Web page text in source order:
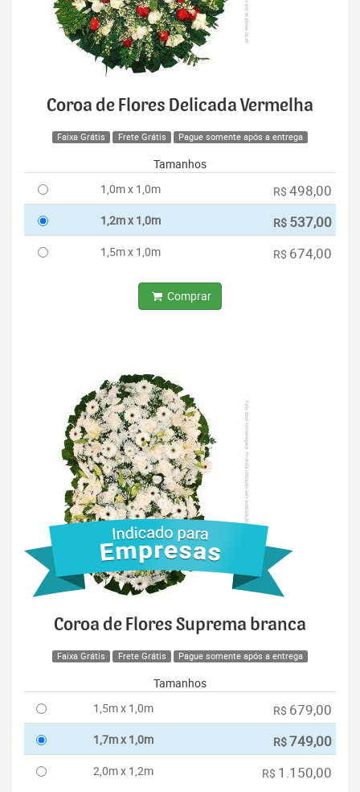
Coroa de Flores Delicada Vermelha
Faixa Grátis Frete Grátis Pague somente após a entrega
Tamanhos
1,0m x 1,0m
R$ 498,00
1,2m x 1,0m R$ 537,00
1,5m x 1,0m R$ 674,00
Comprar
Coroa de Flores Suprema branca
Faixa Grátis Frete Grátis Pague somente após a entrega
Tamanhos
1,5m x 1,0m
R$ 679,00
1,7m x 1,0m R$749,00
2,0m x 1,2m R$ 1.150,00